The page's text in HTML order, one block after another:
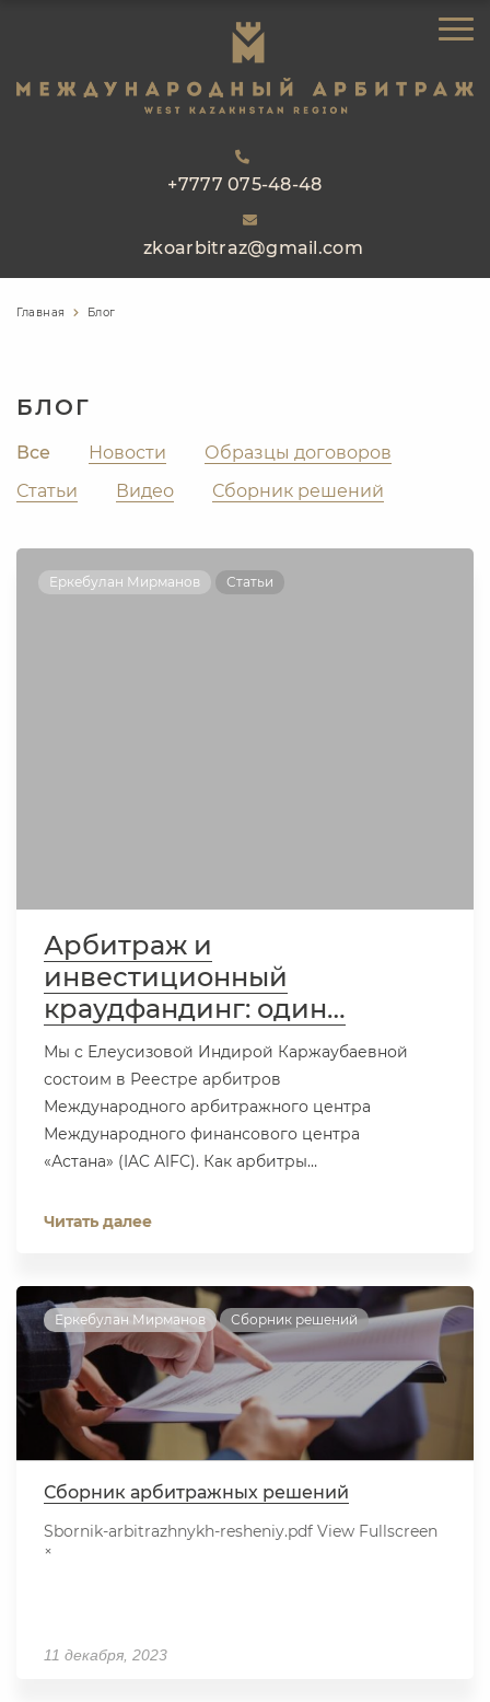
+7777 075-48-48
zkoarbitraz@gmail.com
ГЛАВНАЯ
ОБ АРБИТРАЖЕ
РЕЕСТР АРБИТРОВ
ПРАКТИКА
Главная Блог
БЛОГ
Все Новости
Образцы договоров
Статьи
Видео Сборник решений
Еркебулан Мирманов Статьи
Арбитраж и
инвестиционный
краудфандинг: один…
Мы с Елеусизовой Индирой Каржаубаевной
состоим в Реестре арбитров
Международного арбитражного центра
Международного финансового центра
«Астана» (IAC AIFC). Как арбитры…
Читать далее
Еркебулан Мирманов Сборник решений
Сборник арбитражных решений
Sbornik-arbitrazhnykh-resheniy.pdf View Fullscreen
×
11 декабря, 2023